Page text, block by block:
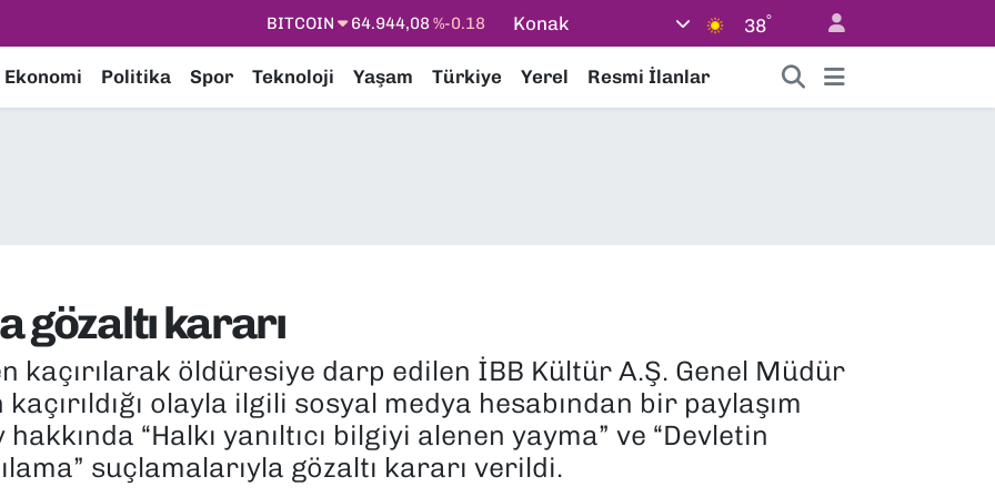
DOLAR 47,7436%0.18
STERLİN
64,4811%0.38
Konak 38°
Ekonomi Politika Spor Teknoloji Yaşam Türkiye Yerel Resmi İlanlar
gözaltı kararı
kaçırılarak öldüresiye darp edilen İBB Kültür A.Ş. Genel Müdür
kaçırıldığı olayla ilgili sosyal medya hesabından bir paylaşım
“Halkı yanıltıcı bilgiyi alenen yayma” ve “Devletin
suçlamalarıyla gözaltı kararı verildi.